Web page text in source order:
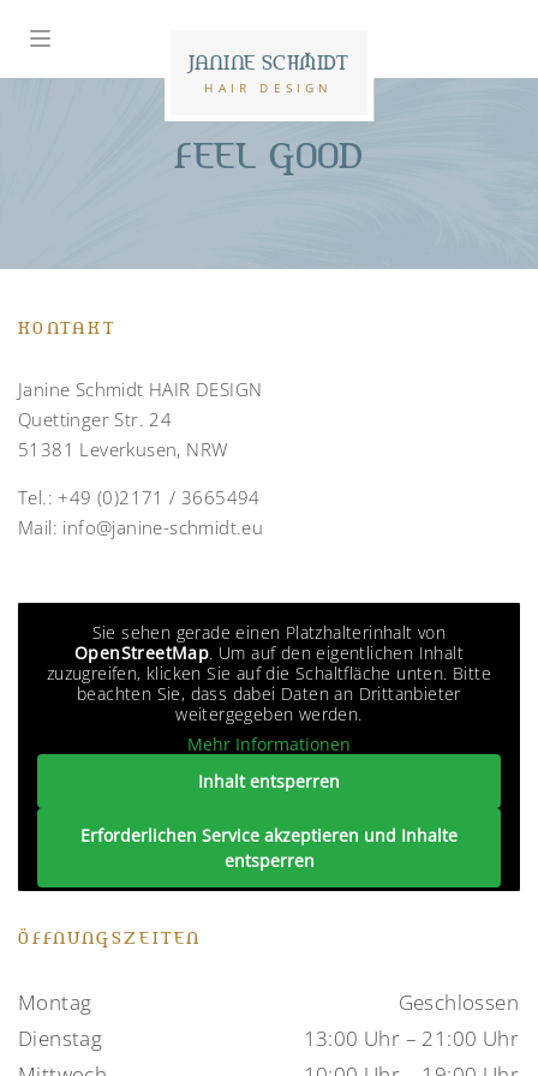
JANINE SCHMIDT
HAIR DESIGN
FEEL GOOD
KONTAKT
Janine Schmidt HAIR DESIGN
Quettinger Str. 24
51381 Leverkusen, NRW
Tel.:+49 (0)2171 / 3665494
Mail: info@janine-schmidt.eu
Sie sehen gerade einen Platzhalterinhalt von
OpenStreetMap. Um auf den eigentlichen Inhalt
zuzugreifen, klicken Sie auf die Schaltfläche unten. Bitte
beachten Sie, dass dabei Daten an Drittanbieter
weitergegeben werden.
Mehr Informationen
Inhalt entsperren
Erforderlichen Service akzeptieren und Inhalte
entsperren
ÖFFNUNGSZEITEN
Montag
Geschlossen
Dienstag
13:00 Uhr – 21:00 Uhr